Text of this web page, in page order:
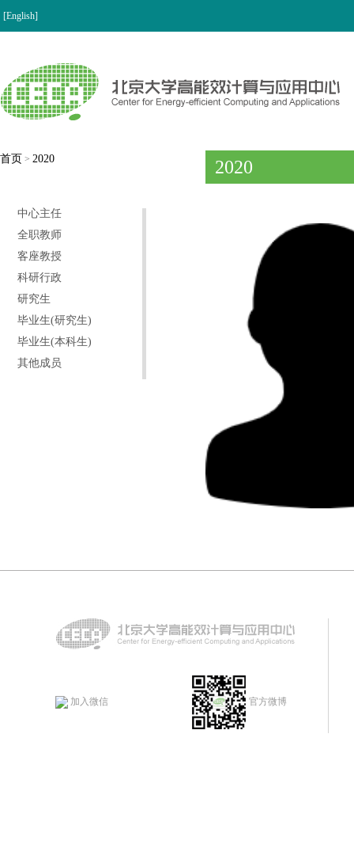
[English]
首页 > 2020
中心主任
全职教师
客座教授
科研行政
研究生
毕业生(研究生)
毕业生(本科生)
其他成员
2020
加入微信 官方微博